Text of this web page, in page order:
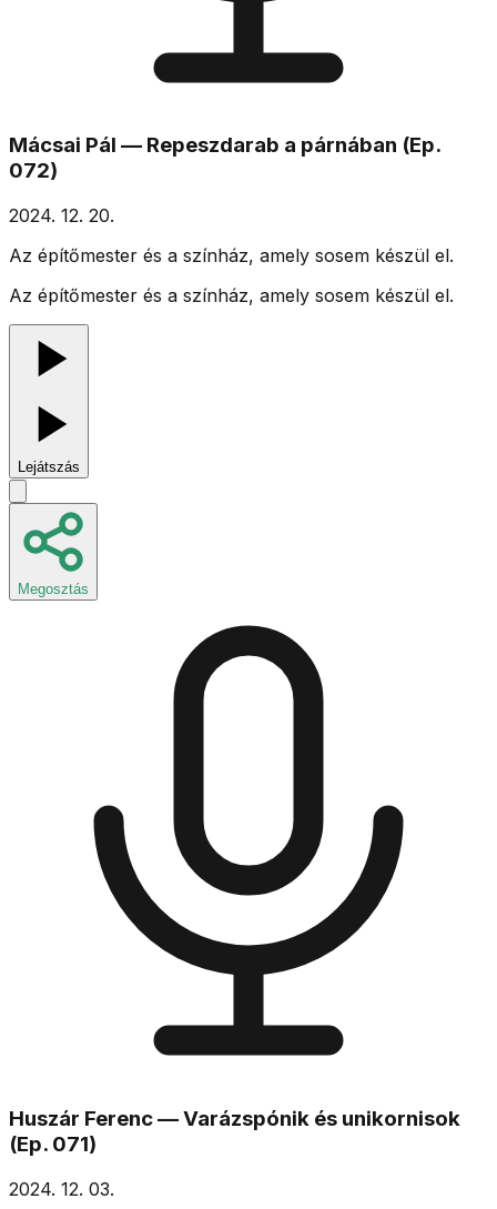
Mácsai Pál — Repeszdarab a párnában (Ep.
072)
2024. 12. 20.
Az építőmester és a színház, amely sosem készül el.
Az építőmester és a színház, amely sosem készül el.
Lejátszás
Megosztás
Huszár Ferenc — Varázspónik és unikornisok
(Ep. 071)
2024. 12. 03.